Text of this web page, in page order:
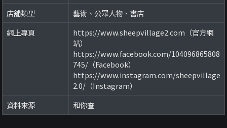
店舖類型
藝術、公眾人物、書店
網上專頁
https://www.sheepvillage2.com（官方網
站）
https://www.facebook.com/104096865808
745/（Facebook）
https://www.instagram.com/sheepvillage
2.0/（Instagram）
資料來源
和你查